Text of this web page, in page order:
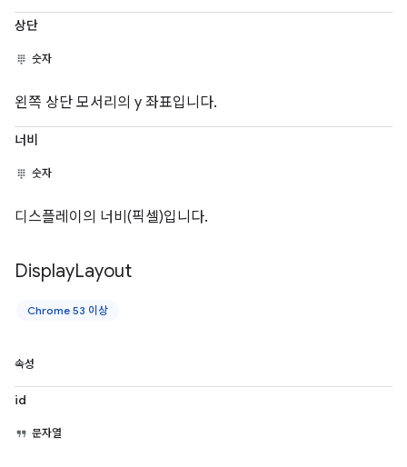
상단
숫자
왼쪽 상단 모서리의 y 좌표입니다.
너비
숫자
디스플레이의 너비(픽셀)입니다.
DisplayLayout
Chrome 53 이상
속성
id
문자열